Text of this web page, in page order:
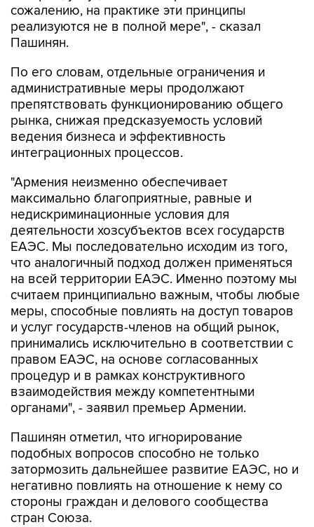
сожалению, на практике эти принципы
реализуются не в полной мере", - сказал
Пашинян.
По его словам, отдельные ограничения и
административные меры продолжают
препятствовать функционированию общего
рынка, снижая предсказуемость условий
ведения бизнеса и эффективность
интеграционных процессов.
"Армения неизменно обеспечивает
максимально благоприятные, равные и
недискриминационные условия для
деятельности хозсубъектов всех государств
ЕАЭС. Мы последовательно исходим из того,
что аналогичный подход должен применяться
на всей территории ЕАЭС. Именно поэтому мы
считаем принципиально важным, чтобы любые
меры, способные повлиять на доступ товаров
и услуг государств-членов на общий рынок,
принимались исключительно в соответствии с
правом ЕАЭС, на основе согласованных
процедур и в рамках конструктивного
взаимодействия между компетентными
органами", - заявил премьер Армении.
Пашинян отметил, что игнорирование
подобных вопросов способно не только
затормозить дальнейшее развитие ЕАЭС, но и
негативно повлиять на отношение к нему со
стороны граждан и делового сообщества
стран Союза.